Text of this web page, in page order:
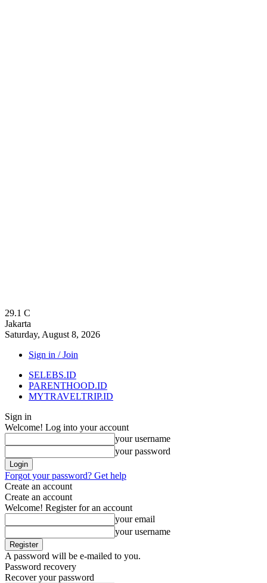
29.1 C
Jakarta
Saturday, August 8, 2026
Sign in / Join
SELEBS.ID
PARENTHOOD.ID
MYTRAVELTRIP.ID
Sign in
Welcome! Log into your account
your username
your password
Forgot your password? Get help
Create an account
Create an account
Welcome! Register for an account
your email
your username
A password will be e-mailed to you.
Password recovery
Recover your password